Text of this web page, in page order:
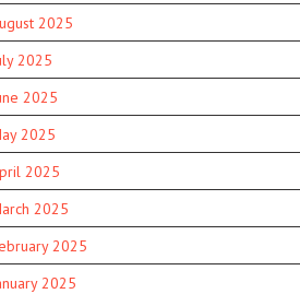
2025
2025
2025
2025
2025
2025
2025
2025